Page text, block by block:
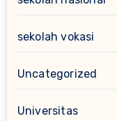
sekolah vokasi
Uncategorized
Universitas